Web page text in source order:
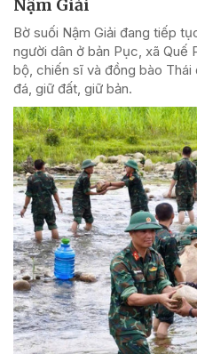
Nậm Giải
Bờ suối Nậm Giải đang tiếp
người dân ở bản Pục, xã Quế
bộ, chiến sĩ và đồng bào
đá, giữ đất, giữ bản.